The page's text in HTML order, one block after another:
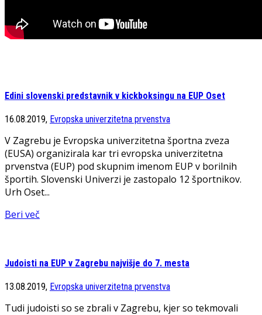
Edini slovenski predstavnik v kickboksingu na EUP Oset
16.08.2019, Evropska univerzitetna prvenstva
V Zagrebu je Evropska univerzitetna športna zveza
(EUSA) organizirala kar tri evropska univerzitetna
prvenstva (EUP) pod skupnim imenom EUP v borilnih
športih. Slovenski Univerzi je zastopalo 12 športnikov.
Urh Oset...
Beri več
Judoisti na EUP v Zagrebu najvišje do 7. mesta
13.08.2019, Evropska univerzitetna prvenstva
Tudi judoisti so se zbrali v Zagrebu, kjer so tekmovali